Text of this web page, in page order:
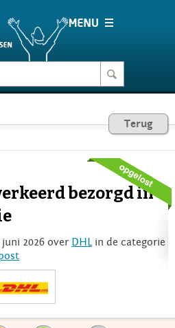
Terug
bezorgd in
juni 2026 over DHL in de categorie